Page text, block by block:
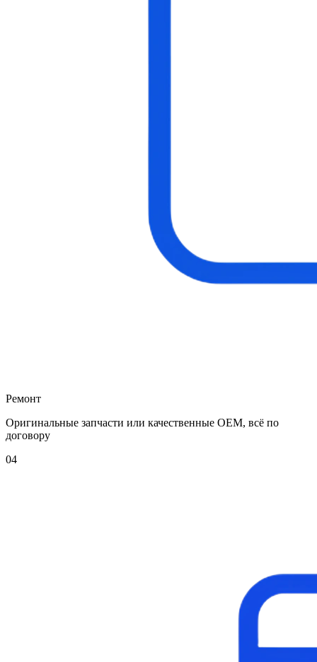
Ремонт
Оригинальные запчасти или качественные OEM, всё по
договору
04